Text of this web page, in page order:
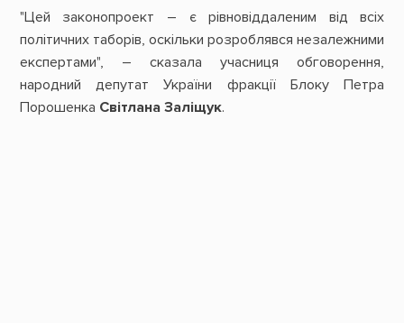
"Цей законопроект – є рівновіддаленим від всіх
політичних таборів, оскільки розроблявся незалежними
експертами", – сказала учасниця обговорення,
народний депутат України фракції Блоку Петра
Порошенка Світлана Заліщук.